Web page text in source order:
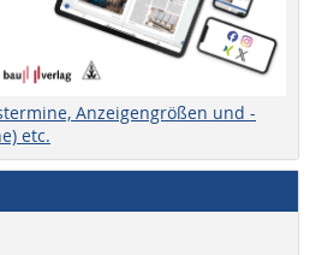
Anzeigengrößen und -
etc.